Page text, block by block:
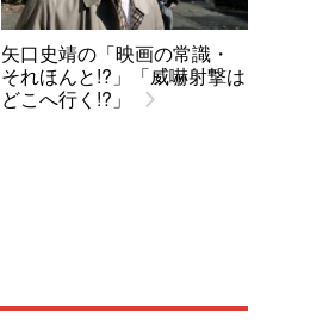
矢口史靖の「映画の常識・
それほんと!?」「威嚇射撃は
どこへ行く!?」